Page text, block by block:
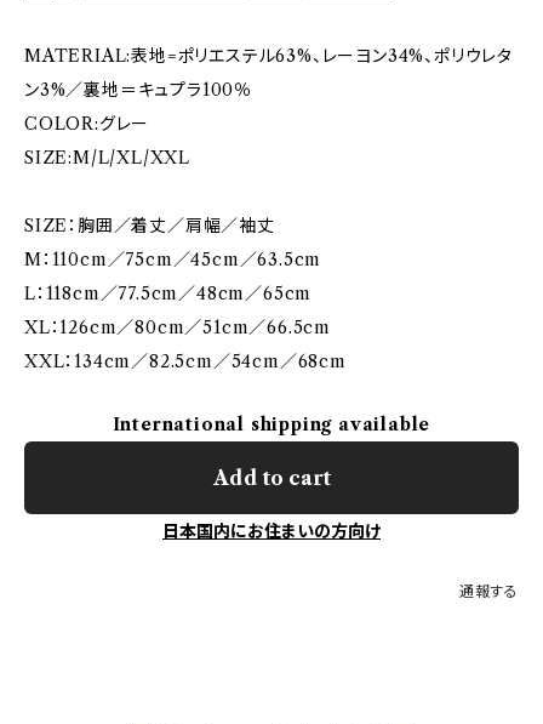
MATERIAL:表地=ポリエステル63%、レーヨン34%、ポリウレタ
ン3%／裏地＝キュプラ100％
COLOR:グレー
SIZE:M/L/XL/XXL
SIZE：胸囲／着丈／肩幅／袖丈
M：110cm／75cm／45cm／63.5cm
L：118cm／77.5cm／48cm／65cm
XL：126cm／80cm／51cm／66.5cm
XXL：134cm／82.5cm／54cm／68cm
International shipping available
Add to cart
日本国内にお住まいの方向け
通報する